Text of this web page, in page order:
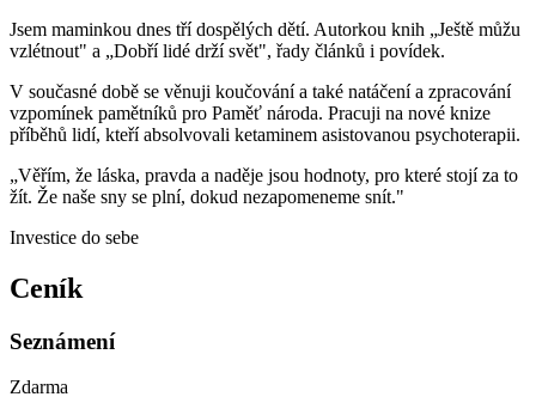
Jsem maminkou dnes tří dospělých dětí. Autorkou knih „Ještě můžu
vzlétnout" a „Dobří lidé drží svět", řady článků i povídek.
V současné době se věnuji koučování a také natáčení a zpracování
vzpomínek pamětníků pro Paměť národa. Pracuji na nové knize
příběhů lidí, kteří absolvovali ketaminem asistovanou psychoterapii.
„Věřím, že láska, pravda a naděje jsou hodnoty, pro které stojí za to
žít. Že naše sny se plní, dokud nezapomeneme snít."
Investice do sebe
Ceník
Seznámení
Zdarma